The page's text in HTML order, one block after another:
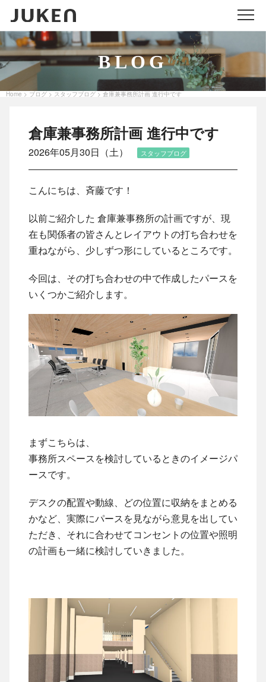
メ
BLOG
Home > ブログ > スタッフブログ > 倉庫兼事務所計画 進行中です
倉庫兼事務所計画 進行中です
2026年05月30日（土） スタッフブログ
こんにちは、斉藤です！
以前ご紹介した 倉庫兼事務所の計画ですが、現
在も関係者の皆さんとレイアウトの打ち合わせを
重ねながら、少しずつ形にしているところです。
今回は、その打ち合わせの中で作成したパースを
いくつかご紹介します。
まずこちらは、
事務所スペースを検討しているときのイメージパ
ースです。
デスクの配置や動線、どの位置に収納をまとめる
かなど、実際にパースを見ながら意見を出してい
ただき、それに合わせてコンセントの位置や照明
の計画も一緒に検討していきました。